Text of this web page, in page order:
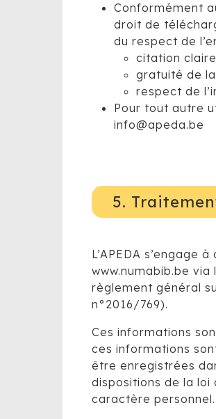
Conformément
droit de
du respect de
citation
gratuité de
respect de
Pour tout autre
info@apeda.be
5.
L’APEDA
www.numabib.be
règlement général
n°2016/769).
Ces informations
ces informations
être enregistrées
dispositions de la
caractère personnel.